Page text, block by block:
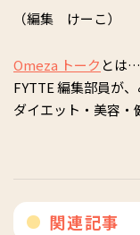
（編集 けーこ）
Omeza トーク とは…
FYTTE 編集部員が
ダイエット・美容・
関連記事